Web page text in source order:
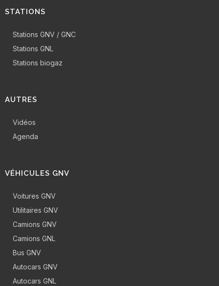
STATIONS
Stations GNV / GNC
Stations GNL
Stations biogaz
AUTRES
Vidéos
Agenda
VÉHICULES GNV
Voitures GNV
Utilitaires GNV
Camions GNV
Camions GNL
Bus GNV
Autocars GNV
Autocars GNL